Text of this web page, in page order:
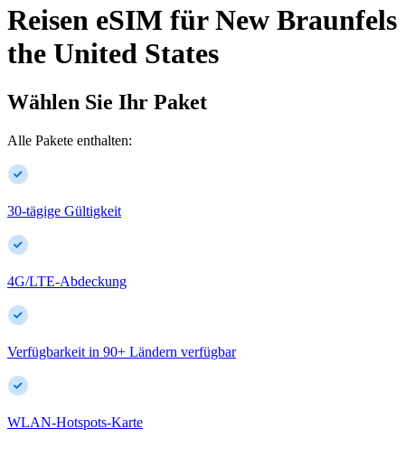
Reisen eSIM für New Braunfels
the United States
Wählen Sie Ihr Paket
Alle Pakete enthalten:
30-tägige Gültigkeit
4G/LTE-Abdeckung
Verfügbarkeit in 90+ Ländern verfügbar
WLAN-Hotspots-Karte